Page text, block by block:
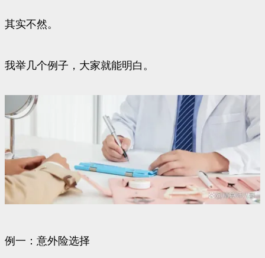
其实不然。
我举几个例子，大家就能明白。
例一：意外险选择